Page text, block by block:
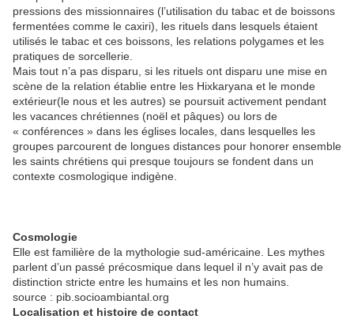
pressions des missionnaires (l’utilisation du tabac et de boissons
fermentées comme le caxiri), les rituels dans lesquels étaient
utilisés le tabac et ces boissons, les relations polygames et les
pratiques de sorcellerie.
Mais tout n’a pas disparu, si les rituels ont disparu une mise en
scène de la relation établie entre les Hixkaryana et le monde
extérieur(le nous et les autres) se poursuit activement pendant
les vacances chrétiennes (noël et pâques) ou lors de
« conférences » dans les églises locales, dans lesquelles les
groupes parcourent de longues distances pour honorer ensemble
les saints chrétiens qui presque toujours se fondent dans un
contexte cosmologique indigène.
Cosmologie
Elle est familière de la mythologie sud-américaine. Les mythes
parlent d’un passé précosmique dans lequel il n’y avait pas de
distinction stricte entre les humains et les non humains.
source : pib.socioambiantal.org
Localisation et histoire de contact